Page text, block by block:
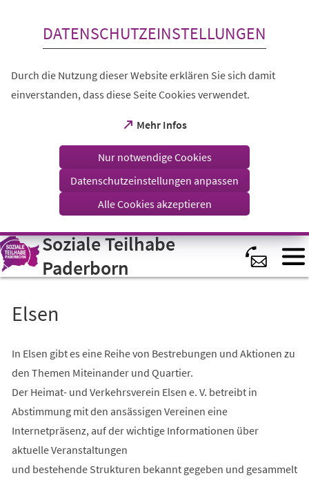
Visuelle
Assistenzsoftware
öffnen.
DATENSCHUTZEINSTELLUNGEN
Durch die Nutzung dieser Website erklären Sie sich damit
einverstanden, dass diese Seite Cookies verwendet.
Mehr Infos
(Öffnet
einem
Tab)
Nur notwendige Cookies
Datenschutzeinstellungen anpassen
Alle Cookies akzeptieren
Soziale Teilhabe
Paderborn
Elsen
In Elsen gibt es eine Reihe von Bestrebungen und Aktionen zu
den Themen Miteinander und Quartier.
Der Heimat- und Verkehrsverein Elsen e. V. betreibt in
Abstimmung mit den ansässigen Vereinen eine
Internetpräsenz, auf der wichtige Informationen über
aktuelle Veranstaltungen
und bestehende Strukturen bekannt gegeben und gesammelt